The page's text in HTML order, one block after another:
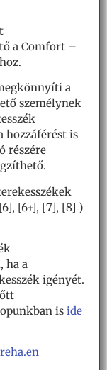
a Comfort –
a
személynek
hozzáférést is
részére
[6+], [7], [8] )
ha a
igényét.
is ide